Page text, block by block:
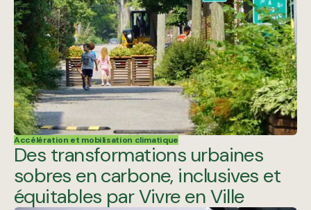
Accélération et mobilisation climatique
Des transformations urbaines
sobres en carbone, inclusives et
équitables par Vivre en Ville